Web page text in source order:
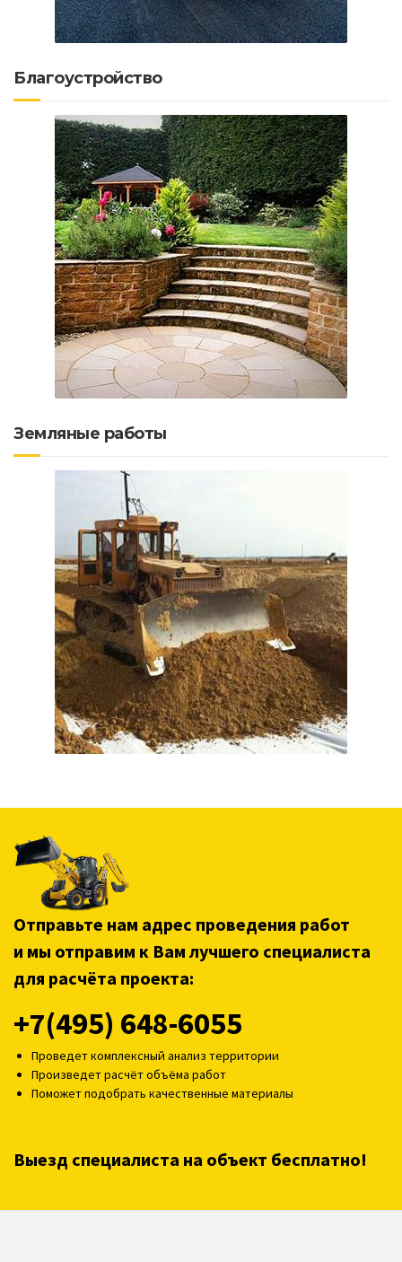
Благоустройство
Земляные работы
Отправьте нам адрес проведения работ
и мы отправим к Вам лучшего специалиста
для расчёта проекта:
+7(495) 648-6055
Проведет комплексный анализ территории
Произведет расчёт объёма работ
Поможет подобрать качественные материалы
Выезд специалиста на объект бесплатно!